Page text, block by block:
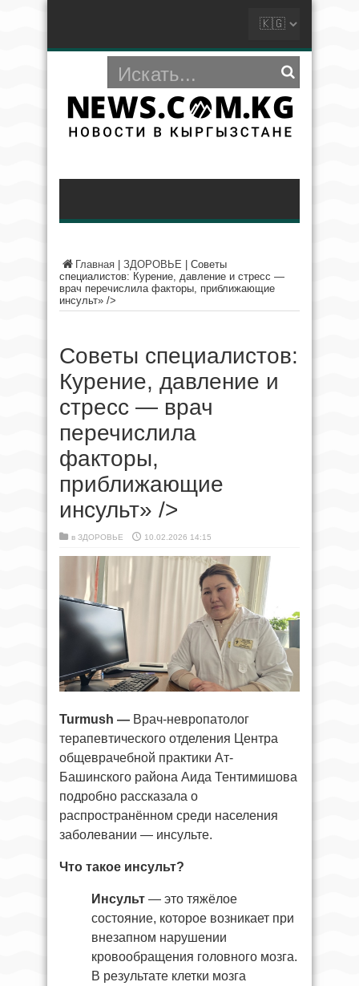
Главная ЗДОРОВЬЕ
Советы
специалистов: Курение, давление и стресс —
врач перечислила факторы, приближающие
инсульт» />
Советы специалистов:
Курение, давление и
стресс — врач
перечислила
факторы,
приближающие
инсульт» />
в ЗДОРОВЬЕ 10.02.2026 14:15
Turmush — Врач-невропатолог
терапевтического отделения Центра
общеврачебной практики Ат-
Башинского района Аида Тентимишова
подробно рассказала о
распространённом среди населения
заболевании — инсульте.
Что такое инсульт?
Инсульт — это тяжёлое
состояние, которое возникает при
внезапном нарушении
кровообращения головного мозга.
В результате клетки мозга